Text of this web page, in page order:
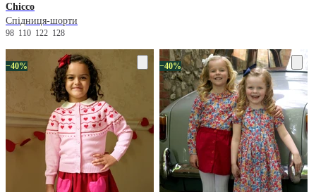
Chicco
Спідниця-шорти
98 110 122 128
−40% −40%